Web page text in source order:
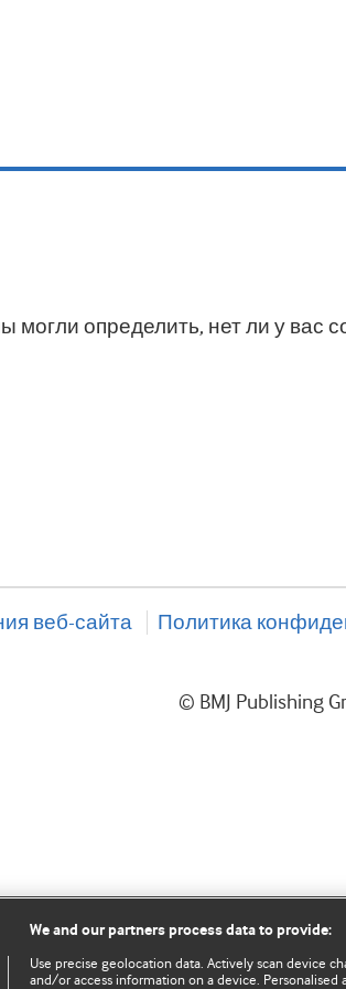
определить, нет ли у вас
веб-сайта
Политика
© BMJ Publishing
We and our partners process data to provide:
Use precise geolocation data. Actively scan device
and/or access information on a device.